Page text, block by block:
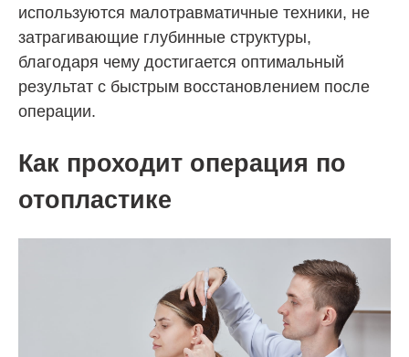
используются малотравматичные техники, не
затрагивающие глубинные структуры,
благодаря чему достигается оптимальный
результат с быстрым восстановлением после
операции.
Как проходит операция по
отопластике